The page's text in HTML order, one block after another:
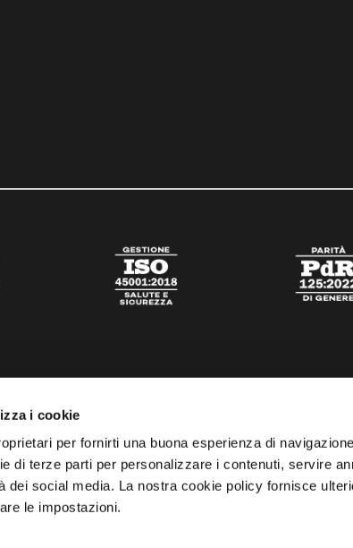
i cookie
per fornirti una buona esperienza di
di terze parti per personalizzare i contenuti, servire
dei social media. La nostra cookie policy fornisce
le impostazioni.